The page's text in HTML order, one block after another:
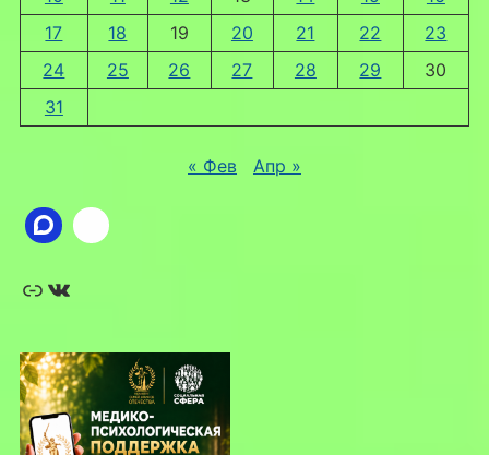
17
18 19 20 21 22
23
24
25 26 27 28 29
30
31
« Фев Апр »
Ссылка